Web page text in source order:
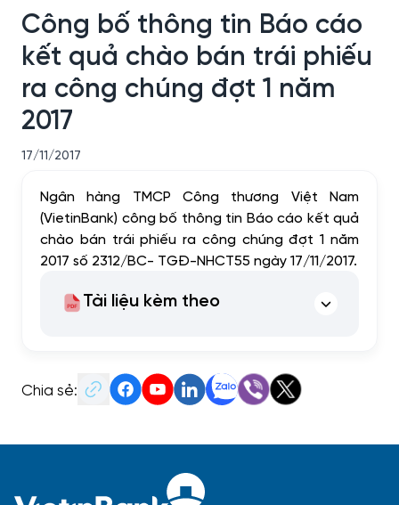
Công bố thông tin Báo cáo
kết quả chào bán trái phiếu
ra công chúng đợt 1 năm
2017
17/11/2017
Ngân hàng TMCP Công thương Việt Nam
(VietinBank) công bố thông tin Báo cáo kết quả
chào bán trái phiếu ra công chúng đợt 1 năm
2017 số 2312/BC- TGĐ-NHCT55 ngày 17/11/2017.
Tài liệu kèm theo
Chia sẻ: